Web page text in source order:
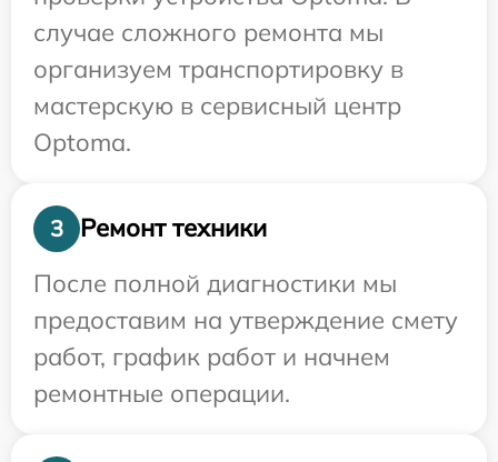
случае сложного ремонта мы
организуем транспортировку в
мастерскую в сервисный центр
Optoma.
3
Ремонт техники
После полной диагностики мы
предоставим на утверждение смету
работ, график работ и начнем
ремонтные операции.